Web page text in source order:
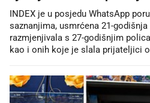
INDEX je u posjedu WhatsApp
saznanjima, usmrćena 21-
razmjenjivala s 27-godišnjim
kao i onih koje je slala prijateljici